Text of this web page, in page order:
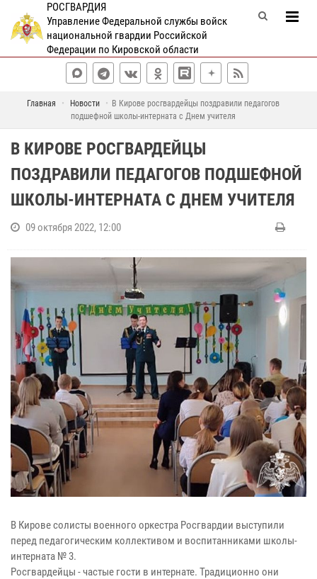
РОСГВАРДИЯ
Управление Федеральной службы войск
национальной гвардии Российской
Федерации по Кировской области
Главная Новости
В Кирове росгвардейцы поздравили педагогов
подшефной школы-интерната с Днем учителя
В КИРОВЕ РОСГВАРДЕЙЦЫ
ПОЗДРАВИЛИ ПЕДАГОГОВ ПОДШЕФНОЙ
ШКОЛЫ-ИНТЕРНАТА С ДНЕМ УЧИТЕЛЯ
09 октября 2022, 12:00
В Кирове солисты военного оркестра Росгвардии выступили
перед педагогическим коллективом и воспитанниками школы-
интерната № 3.
Росгвардейцы - частые гости в интернате. Традиционно они